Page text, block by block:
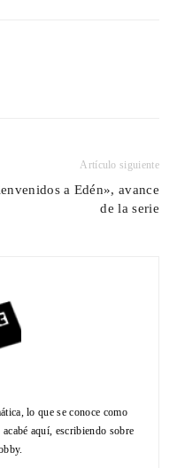
Artículo siguiente
a Edén», avance
de la serie
lo que se conoce como
aquí, escribiendo sobre